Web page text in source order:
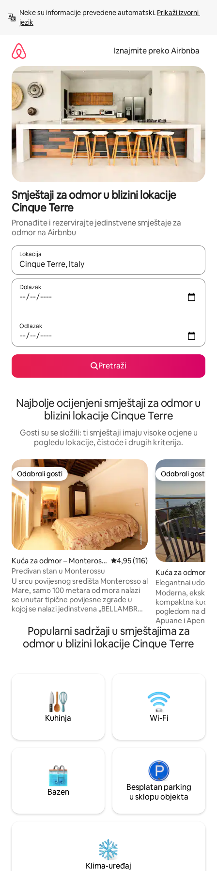
sadržaj
Neke su informacije prevedene automatski. Prikaži izvorni
jezik
Iznajmite preko Airbnba
Smještaji za odmor u blizini lokacije
Cinque Terre
Pronađite i rezervirajte jedinstvene smještaje za
odmor na Airbnbu
Lokacija
Kada budu dostupni rezultati, moći ćete ih pregledati
Dolazak
Odlazak
Pretraži
Najbolje ocijenjeni smještaji za odmor u
blizini lokacije Cinque Terre
Gosti su se složili: ti smještaji imaju visoke ocjene u
pogledu lokacije, čistoće i drugih kriterija.
Odabrali gosti
Odabrali gosti
Kuća za odmor – Monteross
o al Mare
Prosječna ocjena: 4,95/5,
4,95 (116)
Predivan stan u Monterossu
U srcu povijesnog središta Monterosso al
Mare, samo 100 metara od mora nalazi
se unutar tipične povijesne zgrade u
kojoj se nalazi jedinstvena „BELLAMBRA:
Unutrašnjost zgrade u potpunosti je
preuređena 2012. 13.: na drugom katu
nalaze se četiri prekrasne
kombinacijom tradicionalnog ligurskog i
modernog talijanskog dizajna: originalni
stropovi od kestena kombiniraju se s
pločicama od bijele terakote. Elegantna
mozaika Bisazza i ima učinkovitu led
velikim bračnim krevetom, krevetom na
kat, dva kreveta za jednu osobu u
dodatnoj sobi, sofom, još jednim velikim
kaučem, WI-FI MREŽOM, dva televizora,
klima-uređajem, grijanjem i sušilicom za
kosu. Kuhinja je opremljena perilicom za
koji se može parkirati na parkiralištu
mirnoj, sunčanoj pješačkoj ulici. S jedne
strane prozori gledaju na romantični trg
Odabrali gosti
Odabrali gosti
Kuća za odmor –
Elegantnai
pogled, Wi-Fi,
Moderna,
kompaktna kuća
pogledom na
Apuane i
Podno grijanje +
izoliranim zidovima. Nalazi se niz
vijugavu cestu u
pločom s
spavaćom
visokim stropnim
CITRA 011002-LT-
Popularni sadržaji u smještajima za
odmor u blizini lokacije Cinque Terre
Kuhinja Wi-Fi
Bazen
Besplatan parking
u sklopu objekta
Klima-uređaj